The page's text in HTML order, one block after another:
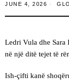
JUNE 4, 2026
Ledri Vula dhe Sara
në një ditë tejet të
Ish-çifti kanë